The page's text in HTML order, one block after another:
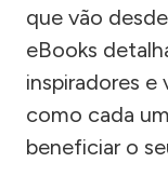
que vão
eBooks
inspiradores e
como cada
beneficiar o